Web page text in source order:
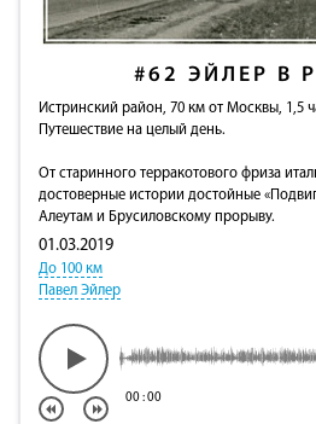
#62 ЭЙЛЕР В
Истринский район, 70 км от Москвы, 1,5
Путешествие на целый день.
От старинного терракотового фриза
достоверные истории достойные
Алеутам и Брусиловскому прорыву.
01.03.2019
До 100 км
Павел Эйлер
00:00